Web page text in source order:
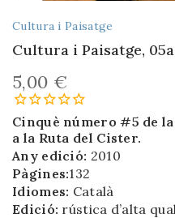
Cultura i Paisatge
Cultura i Paisatge,
5,00 €
Cinquè número #5 de
a la Ruta del Cister.
Any edició: 2010
Pàgines:132
Idiomes: Català
Edició: rústica d’alta